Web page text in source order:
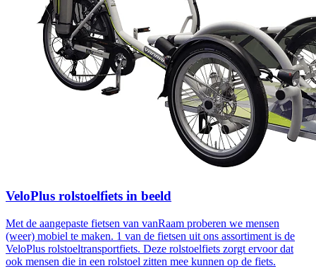
VeloPlus rolstoelfiets in beeld
Met de aangepaste fietsen van vanRaam proberen we mensen
(weer) mobiel te maken. 1 van de fietsen uit ons assortiment is de
VeloPlus rolstoeltransportfiets. Deze rolstoelfiets zorgt ervoor dat
ook mensen die in een rolstoel zitten mee kunnen op de fiets.